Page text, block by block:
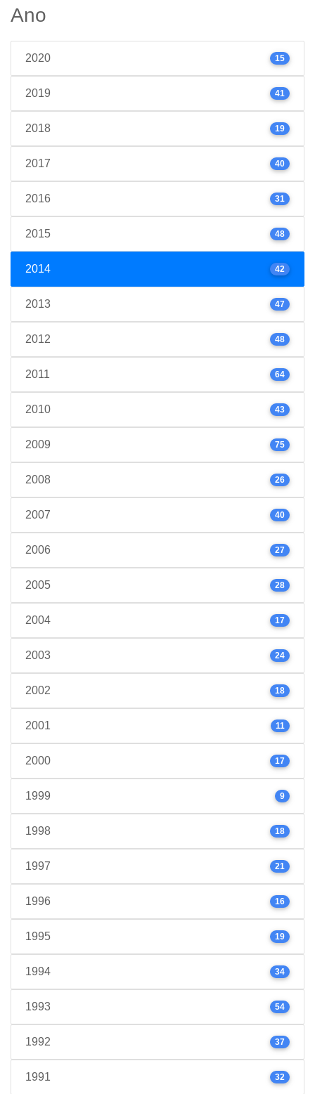
Ano
2020 15
2019 41
2018 19
2017 40
2016 31
2015 48
2014 42
2013 47
2012 48
2011 64
2010 43
2009 75
2008 26
2007 40
2006 27
2005 28
2004 17
2003 24
2002 18
2001 11
2000 17
1999 9
1998 18
1997 21
1996 16
1995 19
1994 34
1993 54
1992 37
1991 32